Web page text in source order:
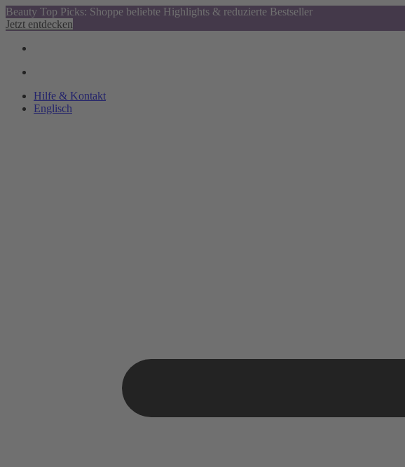
Beauty Top Picks: Shoppe beliebte Highlights & reduzierte Bestseller
Jetzt entdecken
Hilfe & Kontakt
Englisch